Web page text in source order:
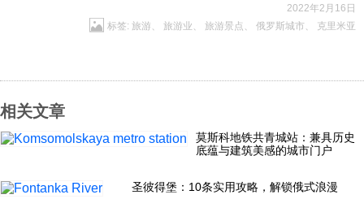
经济
科技
社会
2022年2月16日
标签: 旅游 、 旅游业 、 旅游景点 、 俄罗斯城市、 克里米亚
相关文章
莫斯科地铁共青城站：兼具历史
底蕴与建筑美感的城市门户
圣彼得堡：10条实用攻略，解锁俄式浪漫